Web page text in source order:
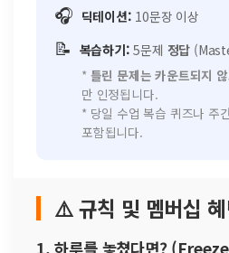
🎧 딕테이션: 10문장 이상
📝 복습하기: 5문제 정답
* 틀린 문제는 카운트되지
만 인정됩니다.
* 당일 수업 복습 퀴즈나 주
포함됩니다.
⚠️ 규칙 및 멤버십
1. 하루를 놓쳤다면?